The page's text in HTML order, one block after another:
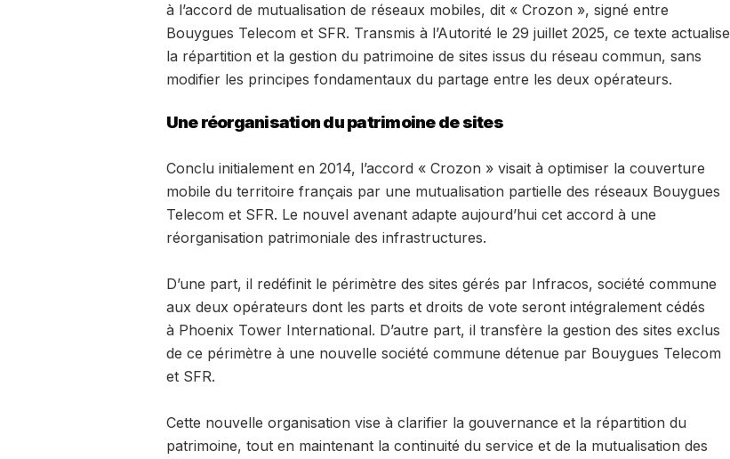
à l’accord de mutualisation de réseaux mobiles, dit « Crozon », signé entre
Bouygues Telecom et SFR. Transmis à l’Autorité le 29 juillet 2025, ce texte actualise
la répartition et la gestion du patrimoine de sites issus du réseau commun, sans
modifier les principes fondamentaux du partage entre les deux opérateurs.
Une réorganisation du patrimoine de sites
Conclu initialement en 2014, l’accord « Crozon » visait à optimiser la couverture
mobile du territoire français par une mutualisation partielle des réseaux Bouygues
Telecom et SFR. Le nouvel avenant adapte aujourd’hui cet accord à une
réorganisation patrimoniale des infrastructures.
D’une part, il redéfinit le périmètre des sites gérés par Infracos, société commune
aux deux opérateurs dont les parts et droits de vote seront intégralement cédés
à Phoenix Tower International. D’autre part, il transfère la gestion des sites exclus
de ce périmètre à une nouvelle société commune détenue par Bouygues Telecom
et SFR.
Cette nouvelle organisation vise à clarifier la gouvernance et la répartition du
patrimoine, tout en maintenant la continuité du service et de la mutualisation des